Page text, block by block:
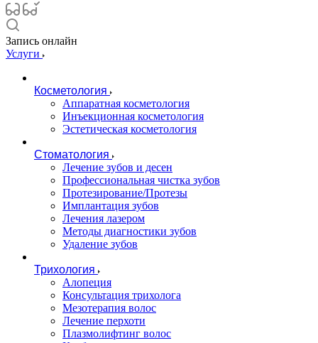
Запись онлайн
Услуги
Косметология
Аппаратная косметология
Инъекционная косметология
Эстетическая косметология
Стоматология
Лечение зубов и десен
Профессиональная чистка зубов
Протезирование/Протезы
Имплантация зубов
Лечения лазером
Методы диагностики зубов
Удаление зубов
Трихология
Алопеция
Консультация трихолога
Мезотерапия волос
Лечение перхоти
Плазмолифтинг волос